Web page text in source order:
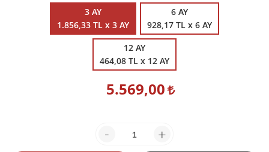
3 AY
1.856,33 TL x 3 AY
6 AY
928,17 TL x 6 AY
12 AY
464,08 TL x 12 AY
5.569,00
- +